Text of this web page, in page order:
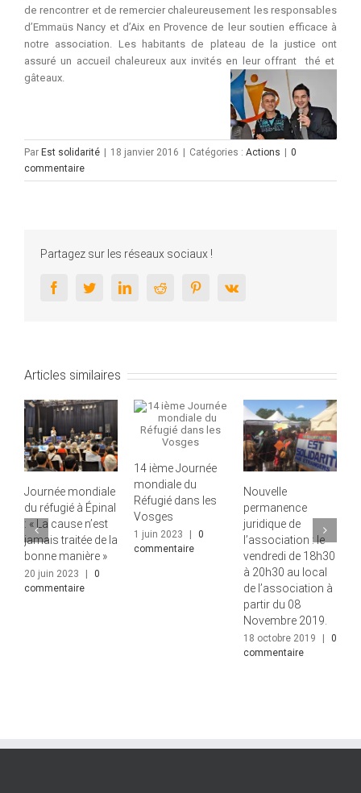
de rencontrer et de remercier chaleureusement les responsables
d’Emmaüs Nancy et d’Aix en Provence de leur soutien efficace à
notre association. Les habitants de plateau de la justice ont
assuré un accueil chaleureux aux invités en leur offrant thé et
gâteaux.
Par Est solidarité 18 janvier 2016 Catégories : Actions
0
commentaire
Partagez sur les réseaux sociaux !
FacebookTwitterLinkedInReddit PinterestVk
Articles similaires
Journée mondiale
du réfugié à Épinal
: « La cause n’est
jamais traitée de la
bonne manière »
20 juin 2023
0
commentaire
14 ième Journée
mondiale du
Réfugié dans les
Vosges
1 juin 2023
0
commentaire
Nouvelle
permanence
juridique de
l’association : le
vendredi de 18h30
à 20h30 au local
de l’association à
partir du 08
Novembre 2019.
18 octobre 2019
0
commentaire